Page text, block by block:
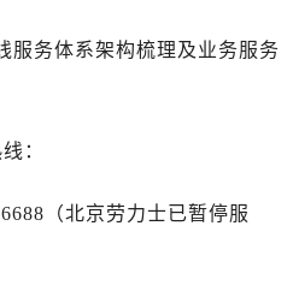
服务体系架构梳理及业务服务
：
（北京劳力士已暂停服